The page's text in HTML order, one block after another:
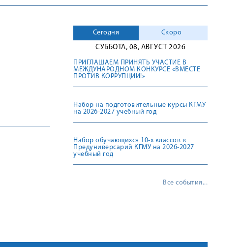
Сегодня
Скоро
СУББОТА, 08, АВГУСТ 2026
ПРИГЛАШАЕМ ПРИНЯТЬ УЧАСТИЕ В
МЕЖДУНАРОДНОМ КОНКУРСЕ «ВМЕСТЕ
ПРОТИВ КОРРУПЦИИ!»
Набор на подготовительные курсы КГМУ
на 2026-2027 учебный год
Набор обучающихся 10-х классов в
Предуниверсарий КГМУ на 2026-2027
учебный год
Все события...